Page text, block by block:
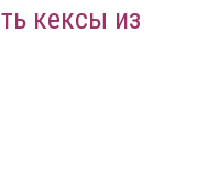
кексы из